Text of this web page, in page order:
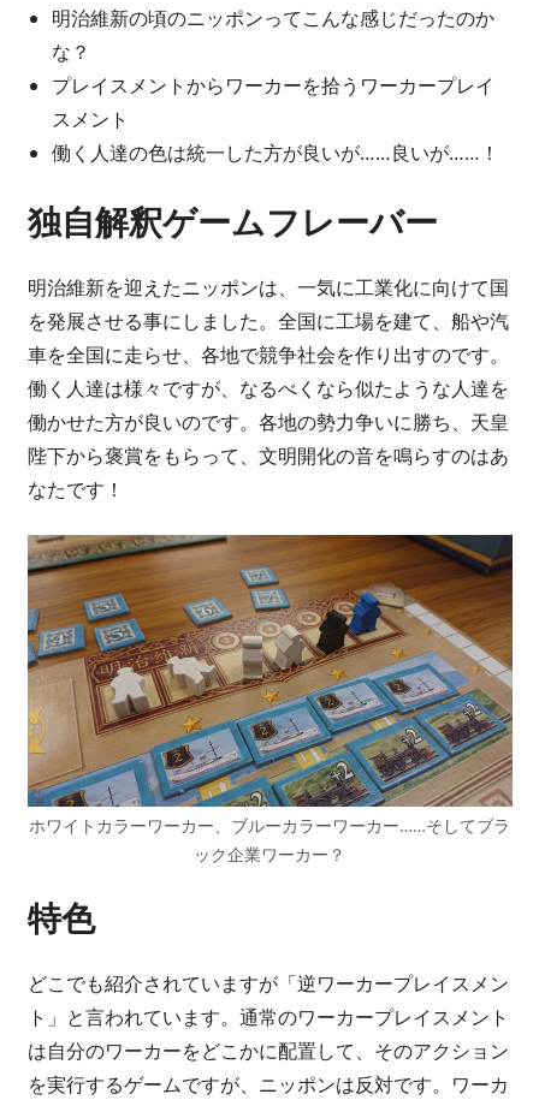
明治維新の頃のニッポンってこんな感じだったのか
な？
プレイスメントからワーカーを拾うワーカープレイ
スメント
働く人達の色は統一した方が良いが……良いが……！
独自解釈ゲームフレーバー
明治維新を迎えたニッポンは、一気に工業化に向けて国
を発展させる事にしました。全国に工場を建て、船や汽
車を全国に走らせ、各地で競争社会を作り出すのです。
働く人達は様々ですが、なるべくなら似たような人達を
働かせた方が良いのです。各地の勢力争いに勝ち、天皇
陛下から褒賞をもらって、文明開化の音を鳴らすのはあ
なたです！
ホワイトカラーワーカー、ブルーカラーワーカー……そしてブラ
ック企業ワーカー？
特色
どこでも紹介されていますが「逆ワーカープレイスメン
ト」と言われています。通常のワーカープレイスメント
は自分のワーカーをどこかに配置して、そのアクション
を実行するゲームですが、ニッポンは反対です。ワーカ